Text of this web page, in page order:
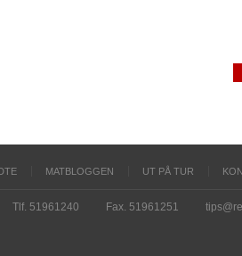
MATBLOGGEN UT PÅ TUR
Tlf. 51961240 Fax. 51961251